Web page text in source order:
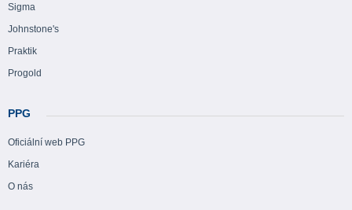
Sigma
Johnstone's
Praktik
Progold
PPG
Oficiální web PPG
Kariéra
O nás